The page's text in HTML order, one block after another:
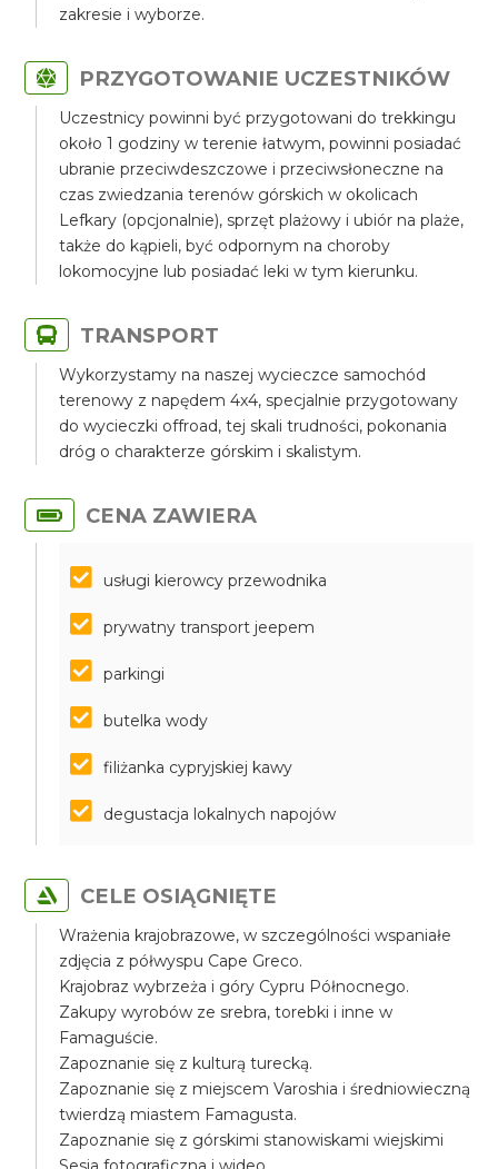
zakresie i wyborze.
PRZYGOTOWANIE UCZESTNIKÓW
Uczestnicy powinni być przygotowani do trekkingu
około 1 godziny w terenie łatwym, powinni posiadać
ubranie przeciwdeszczowe i przeciwsłoneczne na
czas zwiedzania terenów górskich w okolicach
Lefkary (opcjonalnie), sprzęt plażowy i ubiór na plaże,
także do kąpieli, być odpornym na choroby
lokomocyjne lub posiadać leki w tym kierunku.
TRANSPORT
Wykorzystamy na naszej wycieczce samochód
terenowy z napędem 4x4, specjalnie przygotowany
do wycieczki offroad, tej skali trudności, pokonania
dróg o charakterze górskim i skalistym.
CENA ZAWIERA
usługi kierowcy przewodnika
prywatny transport jeepem
parkingi
butelka wody
filiżanka cypryjskiej kawy
degustacja lokalnych napojów
CELE OSIĄGNIĘTE
Wrażenia krajobrazowe, w szczególności wspaniałe
zdjęcia z półwyspu Cape Greco.
Krajobraz wybrzeża i góry Cypru Północnego.
Zakupy wyrobów ze srebra, torebki i inne w
Famaguście.
Zapoznanie się z kulturą turecką.
Zapoznanie się z miejscem Varoshia i średniowieczną
twierdzą miastem Famagusta.
Zapoznanie się z górskimi stanowiskami wiejskimi